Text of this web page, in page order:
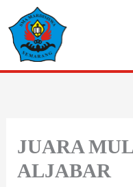
to
content
JUARA
ALJABAR